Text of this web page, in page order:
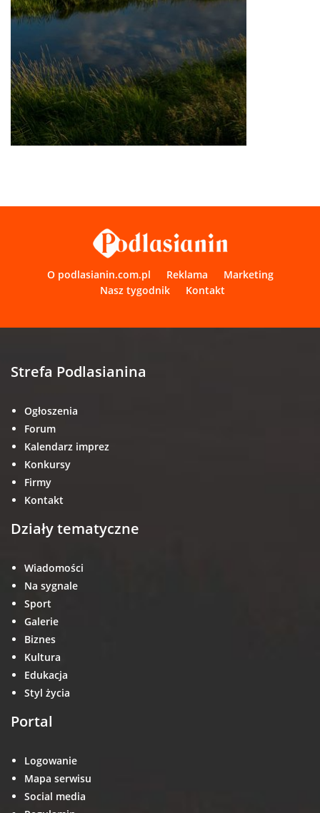
O podlasianin.com.pl Reklama
Marketing
Nasz tygodnik
Kontakt
Strefa Podlasianina
Ogłoszenia
Forum
Kalendarz imprez
Konkursy
Firmy
Kontakt
Działy tematyczne
Wiadomości
Na sygnale
Sport
Galerie
Biznes
Kultura
Edukacja
Styl życia
Portal
Logowanie
Mapa serwisu
Social media